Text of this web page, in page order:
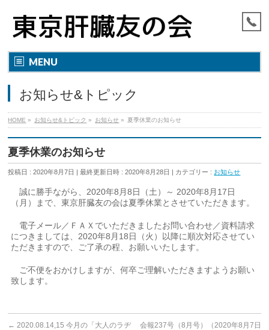
MENU
お知らせ&トピック
HOME » お知らせ&トピック » お知らせ » 夏季休業のお知らせ
夏季休業のお知らせ
投稿日 : 2020年8月7日 最終更新日時 : 2020年8月28日 カテゴリー : お知らせ
誠に勝手ながら、2020年8月8日（土）～ 2020年8月17日
（月）まで、東京肝臓友の会は夏季休業とさせていただきます。
電子メール／ＦＡＸでいただきましたお問い合わせ／資料請求
につきましては、2020年8月18日（火）以降に順次対応させてい
ただきますので、ご了承の程、お願いいたします。
ご不便をおかけしますが、何卒ご理解いただきますようお願い
致します。
← 2020.08.14,15 今月の「大人のラヂ
会報237号（8月号）（2020年8月7日